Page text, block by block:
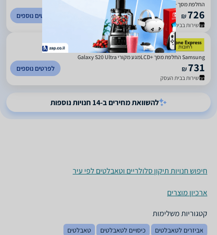
החלפת מסך LCD+‎מגע מקוריים Samsung Galaxy S20 Ultra סמסונג
₪726
שירות בבית העסק
לפרטים נוספים
Samsung החלפת מסך LCD+‎מגע מקורי Galaxy S20 Ultra
₪731
שירות בבית העסק
לפרטים נוספים
להשוואת מחירים ב-14 חנויות נוספות
חיפוש חנויות תיקון סלולריים וטאבלטים לפי עיר
ארכיון מוצרים
קטגוריות משלימות
אביזרים לטאבלטים כיסויים לטאבלטים
טאבלטים